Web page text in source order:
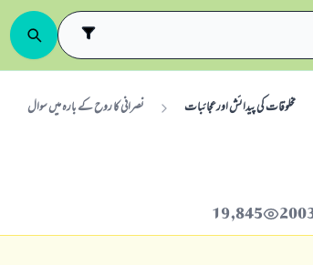
مخلوقات کی پیدائش اورعجائبات نصرانی کا روح کے بارہ میں سوال
19,845